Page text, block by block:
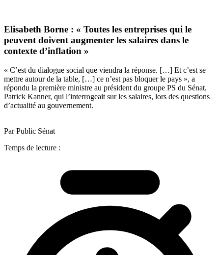
Elisabeth Borne : « Toutes les entreprises qui le
peuvent doivent augmenter les salaires dans le
contexte d’inflation »
« C’est du dialogue social que viendra la réponse. […] Et c’est se
mettre autour de la table, […] ce n’est pas bloquer le pays », a
répondu la première ministre au président du groupe PS du Sénat,
Patrick Kanner, qui l’interrogeait sur les salaires, lors des questions
d’actualité au gouvernement.
Par Public Sénat
Temps de lecture :